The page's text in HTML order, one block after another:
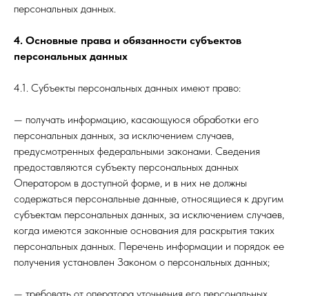
персональных данных.
4. Основные права и обязанности субъектов
персональных данных
4.1. Субъекты персональных данных имеют право:
— получать информацию, касающуюся обработки его
персональных данных, за исключением случаев,
предусмотренных федеральными законами. Сведения
предоставляются субъекту персональных данных
Оператором в доступной форме, и в них не должны
содержаться персональные данные, относящиеся к другим
субъектам персональных данных, за исключением случаев,
когда имеются законные основания для раскрытия таких
персональных данных. Перечень информации и порядок ее
получения установлен Законом о персональных данных;